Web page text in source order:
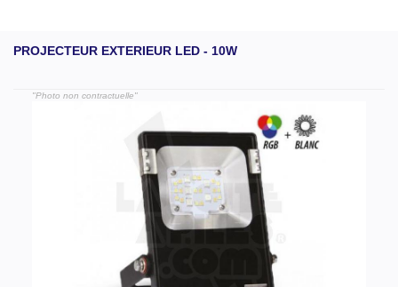
PROJECTEUR EXTERIEUR LED - 10W
"Photo non contractuelle"